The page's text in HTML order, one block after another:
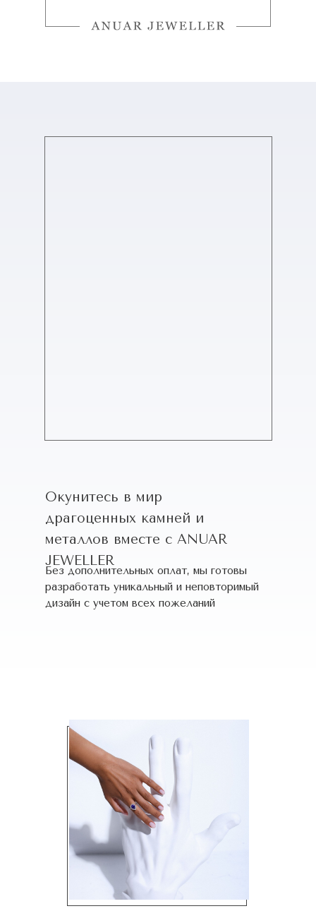
Окунитесь в мир
драгоценных камней и
металлов вместе с ANUAR
JEWELLER
Без дополнительных оплат, мы готовы
разработать уникальный и неповторимый
дизайн c учетом всех пожеланий